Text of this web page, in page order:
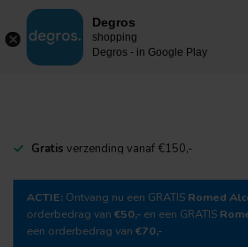
MENU
Gratis verzending vanaf €150,-
ACTIE: Ontvang nu een GRATIS Romed
orderbedrag van €50,- en een GRATIS
een orderbedrag van €70,-
Degros
shopping
Degros - in Google Play